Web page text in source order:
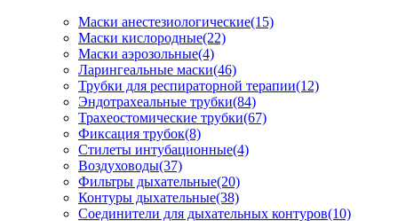
Маски анестезиологические(15)
Маски кислородные(22)
Маски аэрозольные(4)
Ларингеальные маски(46)
Трубки для респираторной терапии(12)
Эндотрахеальные трубки(84)
Трахеостомические трубки(67)
Фиксация трубок(8)
Стилеты интубационные(4)
Воздуховоды(37)
Фильтры дыхательные(20)
Контуры дыхательные(38)
Соединители для дыхательных контуров(10)